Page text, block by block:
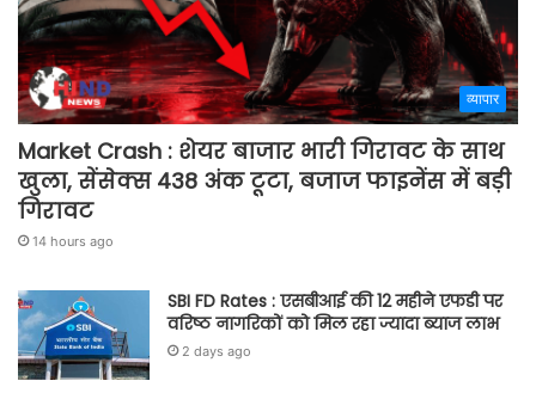
व्यापार
Market Crash : शेयर बाजार भारी गिरावट के साथ
खुला, सेंसेक्स 438 अंक टूटा, बजाज फाइनेंस में बड़ी
गिरावट
14 hours ago
SBI FD Rates : एसबीआई की 12 महीने एफडी पर
वरिष्ठ नागरिकों को मिल रहा ज्यादा ब्याज लाभ
2 days ago